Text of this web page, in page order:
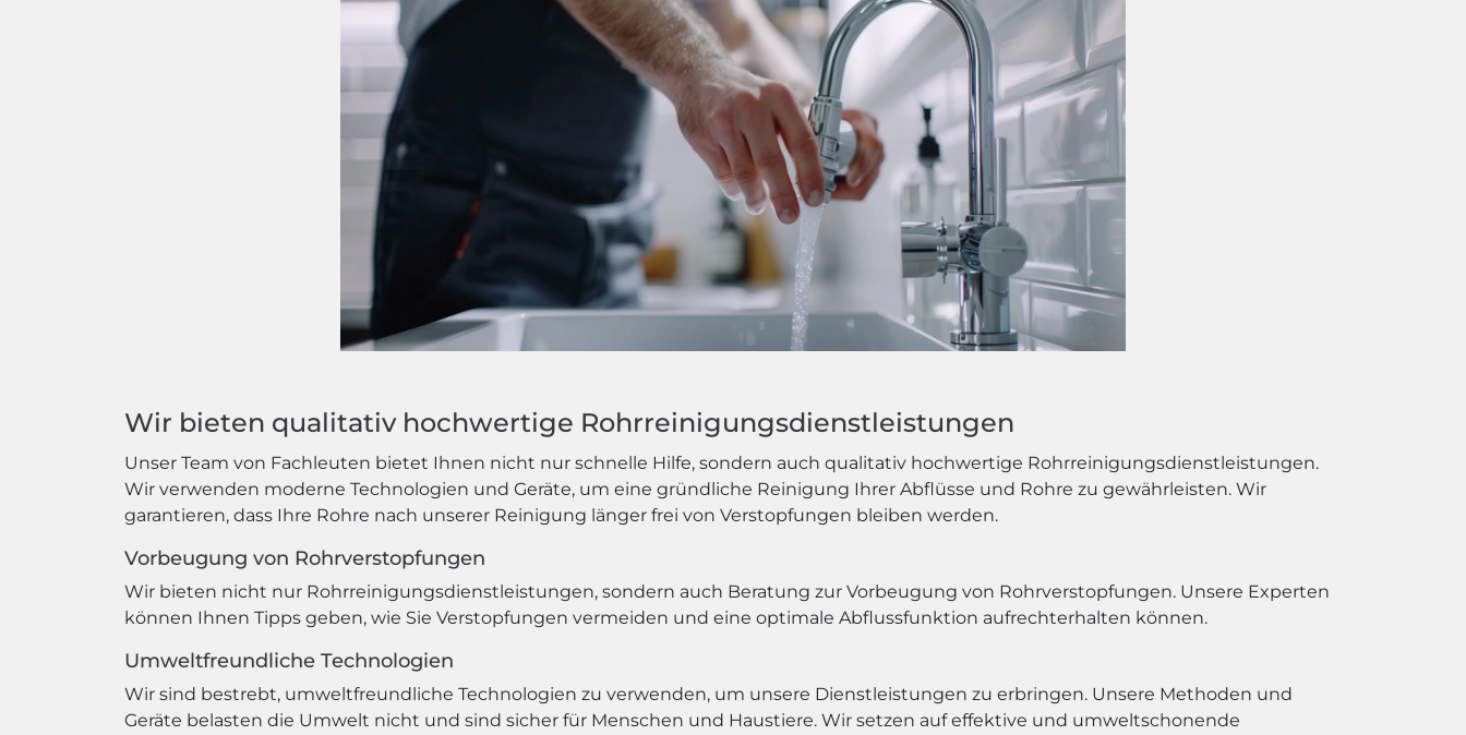
Wir bieten qualitativ hochwertige Rohrreinigungsdienstleistungen
Unser Team von Fachleuten bietet Ihnen nicht nur schnelle Hilfe, sondern auch qualitativ hochwertige Rohrreinigungsdienstleistungen.
Wir verwenden moderne Technologien und Geräte, um eine gründliche Reinigung Ihrer Abflüsse und Rohre zu gewährleisten. Wir
garantieren, dass Ihre Rohre nach unserer Reinigung länger frei von Verstopfungen bleiben werden.
Vorbeugung von Rohrverstopfungen
Wir bieten nicht nur Rohrreinigungsdienstleistungen, sondern auch Beratung zur Vorbeugung von Rohrverstopfungen. Unsere Experten
können Ihnen Tipps geben, wie Sie Verstopfungen vermeiden und eine optimale Abflussfunktion aufrechterhalten können.
Umweltfreundliche Technologien
Wir sind bestrebt, umweltfreundliche Technologien zu verwenden, um unsere Dienstleistungen zu erbringen. Unsere Methoden und
Geräte belasten die Umwelt nicht und sind sicher für Menschen und Haustiere. Wir setzen auf effektive und umweltschonende